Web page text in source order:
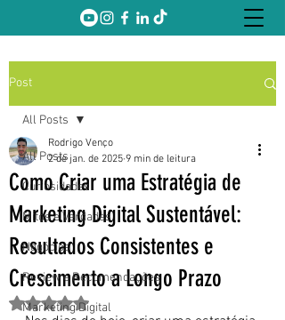
Post
All Posts
Curiosidades
Mitos e Verdades
Negócios
Review e Recomendações
Marketing Digital
All Posts
Como Criar uma Estratégia de
Marketing Digital Sustentável:
Resultados Consistentes e
Crescimento a Longo Prazo
Rodrigo Venço
2 de jan. de 2025 9 min de leitura
Avaliado com NaN de 5 estrelas.